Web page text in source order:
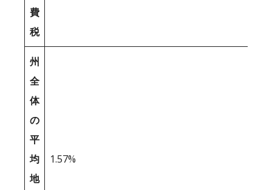
費
税
州
全
体
の
平
均
地
1.57%